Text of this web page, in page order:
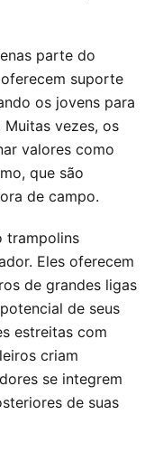
parte do
suporte
os jovens para
vezes, os
valores como
que são
de campo.
trampolins
Eles oferecem
de grandes ligas
de seus
estreitas com
criam
se integrem
de suas